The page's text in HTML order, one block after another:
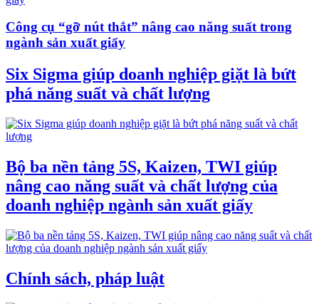
Công cụ “gỡ nút thắt” nâng cao năng suất trong
ngành sản xuất giấy
Six Sigma giúp doanh nghiệp giặt là bứt
phá năng suất và chất lượng
Bộ ba nền tảng 5S, Kaizen, TWI giúp
nâng cao năng suất và chất lượng của
doanh nghiệp ngành sản xuất giấy
Chính sách, pháp luật